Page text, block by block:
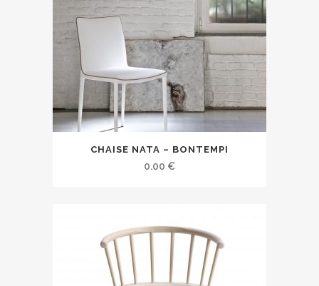
CHAISE NATA – BONTEMPI
0.00 €